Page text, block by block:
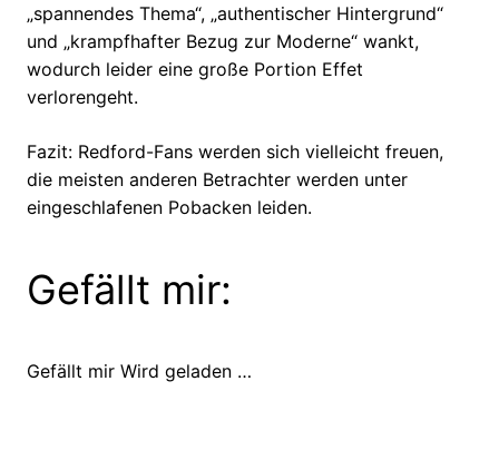
„spannendes Thema“, „authentischer Hintergrund“
und „krampfhafter Bezug zur Moderne“ wankt,
wodurch leider eine große Portion Effet
verlorengeht.
Fazit: Redford-Fans werden sich vielleicht freuen,
die meisten anderen Betrachter werden unter
eingeschlafenen Pobacken leiden.
Gefällt mir:
Gefällt mir Wird geladen …